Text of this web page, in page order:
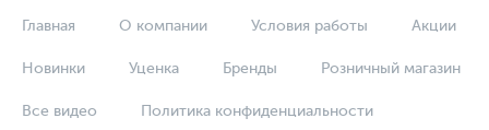
Главная О компании Условия работы Акции
Новинки Уценка Бренды Розничный магазин
Все видео Политика конфиденциальности